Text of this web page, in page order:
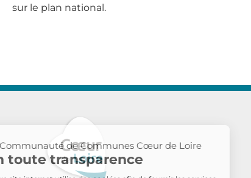
sur le plan national.
La Communauté de Communes Cœur de Loire
En toute transparence